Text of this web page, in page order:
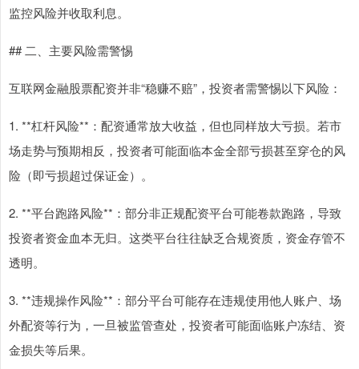
监控风险并收取利息。
## 二、主要风险需警惕
互联网金融股票配资并非“稳赚不赔”，投资者需警惕以下风险：
1. **杠杆风险**：配资通常放大收益，但也同样放大亏损。若市
场走势与预期相反，投资者可能面临本金全部亏损甚至穿仓的风
险（即亏损超过保证金）。
2. **平台跑路风险**：部分非正规配资平台可能卷款跑路，导致
投资者资金血本无归。这类平台往往缺乏合规资质，资金存管不
透明。
3. **违规操作风险**：部分平台可能存在违规使用他人账户、场
外配资等行为，一旦被监管查处，投资者可能面临账户冻结、资
金损失等后果。